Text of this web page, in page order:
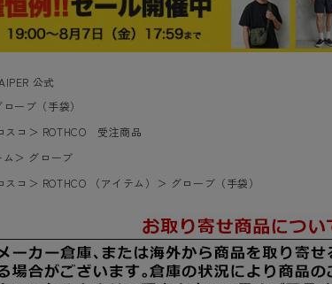
公式
ローブ（手袋）
スコ ＞ ROTHCO 受注商品
＞ グローブ
スコ ＞ ROTHCO （アイテム） ＞ グローブ（手袋）